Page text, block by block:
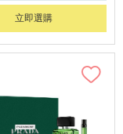
立即選購